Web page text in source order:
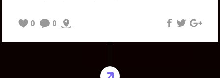
0 0